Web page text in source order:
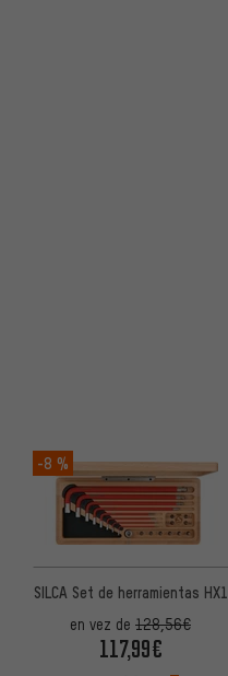
-8 %
SILCA Set de herramientas HX1
en vez de 128,56€
117,99€